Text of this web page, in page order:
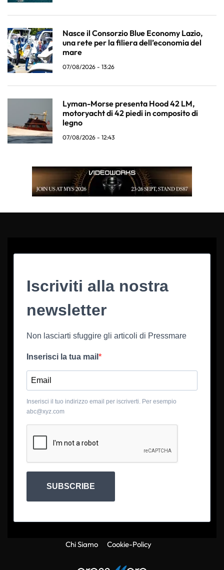
Nasce il Consorzio Blue Economy Lazio,
una rete per la filiera dell’economia del
mare
07/08/2026 - 13:26
Lyman-Morse presenta Hood 42 LM,
motoryacht di 42 piedi in composito di
legno
07/08/2026 - 12:43
Iscriviti alla nostra
newsletter
Non lasciarti sfuggire gli articoli di Pressmare
Inserisci la tua mail
Inserisci il tuo indirizzo email per iscriverti. Per esempio
abc@xyz.com
SUBSCRIBE
Chi Siamo Cookie-Policy